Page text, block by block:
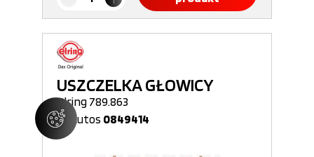
USZCZELKA GŁOWICY
Elring 789.863
Nr Autos 0849414